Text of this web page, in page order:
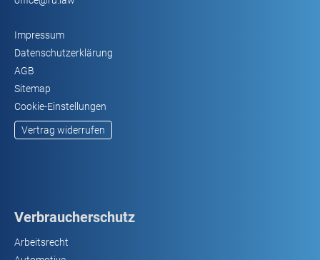
Impressum
Datenschutzerklärung
AGB
Sitemap
Cookie-Einstellungen
Vertrag widerrufen
Verbraucherschutz
Arbeitsrecht